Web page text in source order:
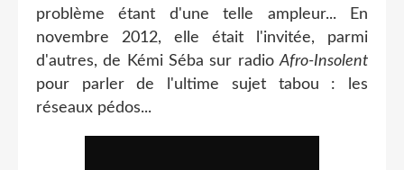
problème étant d'une telle ampleur... En
novembre 2012, elle était l'invitée, parmi
d'autres, de Kémi Séba sur radioAfro-Insolent
pour parler de l'ultime sujet tabou : les
réseaux pédos...